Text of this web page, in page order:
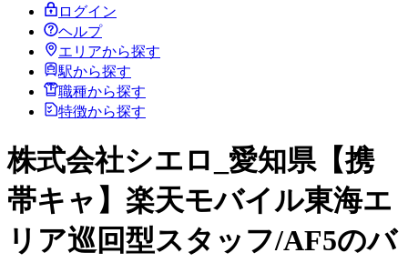
ログイン
ヘルプ
エリアから探す
駅から探す
職種から探す
特徴から探す
株式会社シエロ_愛知県【携
帯キャ】楽天モバイル東海エ
リア巡回型スタッフ/AF5のバ